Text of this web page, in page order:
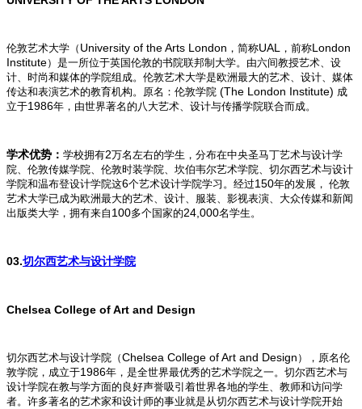
伦敦艺术大学（ University of the Arts London ，简称UAL ，前称London
Institute）是一所位于英国伦敦的书院联邦制大学。由六间教授艺术、设
计、时尚和媒体的学院组成。伦敦艺术大学是欧洲最大的艺术、设计、媒体
传达和表演艺术的教育机构。原名：伦敦学院 (The London Institute) 成
立于1986年，由世界著名的八大艺术、设计与传播学院联合而成。
学术优势： 学校拥有2万名左右的学生，分布在中央圣马丁艺术与设计学
院、伦敦传媒学院、伦敦时装学院、坎伯韦尔艺术学院、切尔西艺术与设计
学院和温布登设计学院这6个艺术设计学院学习。经过150年的发展， 伦敦
艺术大学已成为欧洲最大的艺术、设计、服装、影视表演、大众传媒和新闻
出版类大学，拥有来自 100多个国家的24,000名学生。
03.切尔西艺术与设计学院
Chelsea College of Art and Design
切尔西艺术与设计学院（Chelsea College of Art and Design ），原名伦
敦学院，成立于1986年，是全世界最优秀的艺术学院之一。切尔西艺术与
设计学院在教与学方面的良好声誉吸引着世界各地的学生、教师和访问学
者。许多著名的艺术家和设计师的事业就是从切尔西艺术与设计学院开始